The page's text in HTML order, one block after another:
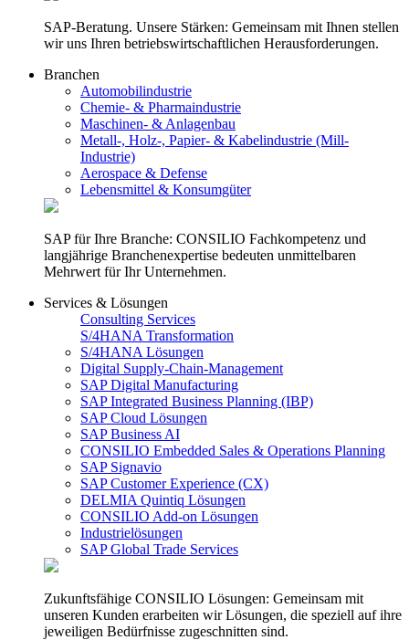
SAP-Beratung. Unsere Stärken: Gemeinsam mit Ihnen stellen
wir uns Ihren betriebswirtschaftlichen Herausforderungen.
Branchen
Automobilindustrie
Chemie- & Pharmaindustrie
Maschinen- & Anlagenbau
Metall-, Holz-, Papier- & Kabelindustrie (Mill-
Industrie)
Aerospace & Defense
Lebensmittel & Konsumgüter
SAP für Ihre Branche: CONSILIO Fachkompetenz und
langjährige Branchenexpertise bedeuten unmittelbaren
Mehrwert für Ihr Unternehmen.
Services & Lösungen
Consulting Services
S/4HANA Transformation
S/4HANA Lösungen
Digital Supply-Chain-Management
SAP Digital Manufacturing
SAP Integrated Business Planning (IBP)
SAP Cloud Lösungen
SAP Business AI
CONSILIO Embedded Sales & Operations Planning
SAP Signavio
SAP Customer Experience (CX)
DELMIA Quintiq Lösungen
CONSILIO Add-on Lösungen
Industrielösungen
SAP Global Trade Services
Zukunftsfähige CONSILIO Lösungen: Gemeinsam mit
unseren Kunden erarbeiten wir Lösungen, die speziell auf ihre
jeweiligen Bedürfnisse zugeschnitten sind.